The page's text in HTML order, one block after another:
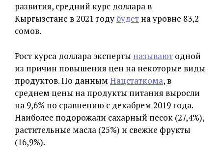
развития, средний курс доллара в
Кыргызстане в 2021 году будет на уровне 83,2
сомов.
Рост курса доллара эксперты называют одной
из причин повышения цен на некоторые виды
продуктов. По даннымНацстаткома, в
среднем цены на продукты питания выросли
на 9,6% по сравнению с декабрем 2019 года.
Наиболее подорожали сахарный песок (27,4%),
растительные масла (25%) и свежие фрукты
(16,9%).